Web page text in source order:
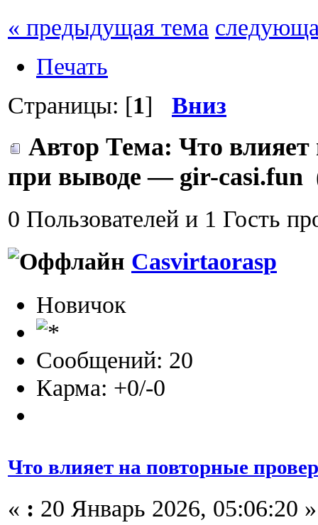
« предыдущая тема
Печать
Страницы: [1] Вниз
Автор Тема: Что влияет
при выводе — gir-casi.fun
0 Пользователей и 1 Гость
Casvirtaorasp
Новичок
Сообщений: 20
Карма: +0/-0
Что влияет на повторные
« : 20 Январь 2026, 05:06:20 »